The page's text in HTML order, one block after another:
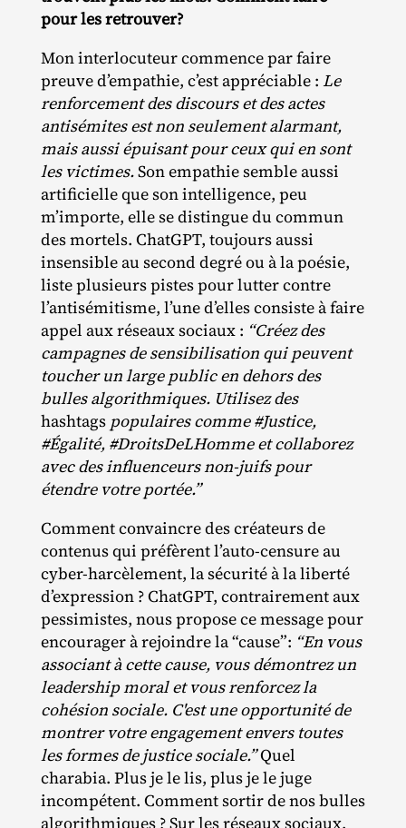
pour les retrouver?
Mon interlocuteur commence par faire
preuve d’empathie, c’est appréciable : Le
renforcement des discours et des actes
antisémites est non seulement alarmant,
mais aussi épuisant pour ceux qui en sont
les victimes.Son empathie semble aussi
artificielle que son intelligence, peu
m’importe, elle se distingue du commun
des mortels. ChatGPT, toujours aussi
insensible au second degré ou à la poésie,
liste plusieurs pistes pour lutter contre
l’antisémitisme, l’une d’elles consiste à faire
appel aux réseaux sociaux : “Créez des
campagnes de sensibilisation qui peuvent
toucher un large public en dehors des
bulles algorithmiques. Utilisez des
hashtagspopulaires comme #Justice,
#Égalité, #DroitsDeLHomme et collaborez
avec des influenceurs non-juifs pour
étendre votre portée.”
Comment convaincre des créateurs de
contenus qui préfèrent l’auto-censure au
cyber‐​harcèlement, la sécurité à la liberté
d’expression ? ChatGPT, contrairement aux
pessimistes, nous propose ce message pour
encourager à rejoindre la “cause”: “En vous
associant à cette cause, vous démontrez un
leadership moral et vous renforcez la
cohésion sociale. C'est une opportunité de
montrer votre engagement envers toutes
les formes de justice sociale.”Quel
charabia. Plus je le lis, plus je le juge
incompétent. Comment sortir de nos bulles
algorithmiques ? Sur les réseaux sociaux,